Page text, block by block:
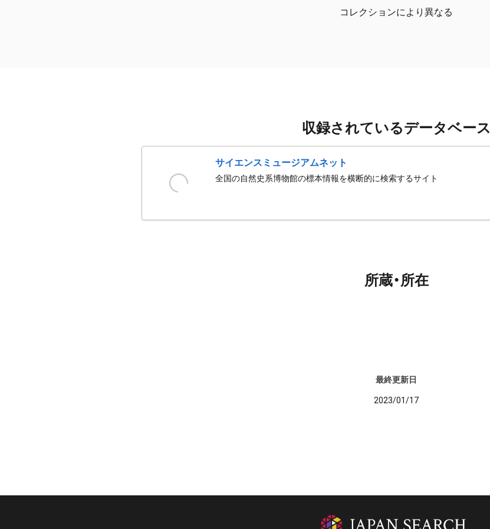
コレクションにより異なる
収録されているデータベース
サイエンスミュージアムネット
全国の自然史系博物館の標本情報を横断的に検索するサイト
所蔵・所在
最終更新日
2023/01/17